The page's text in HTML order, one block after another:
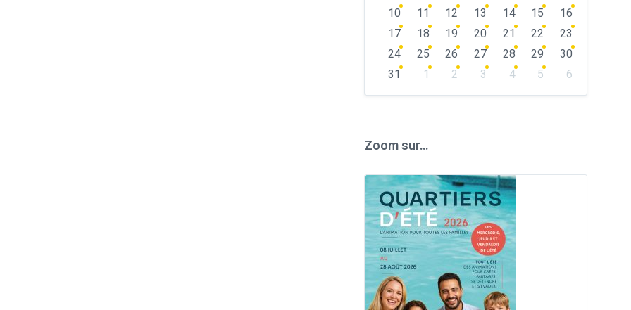
10
11 12 13 14 15
16
17
18 19 20 21 22
23
24
25 26 27 28 29
30
31
1 2 3 4 5
6
Zoom sur…